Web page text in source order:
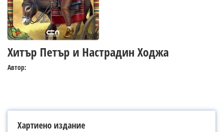
Хитър Петър и Настрадин Ходжа
Автор:
Хартиено издание